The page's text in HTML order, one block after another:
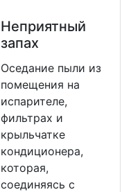
Неприятный
запах
Оседание пыли из
помещения на
испарителе,
фильтрах и
крыльчатке
кондиционера,
которая,
соединяясь с